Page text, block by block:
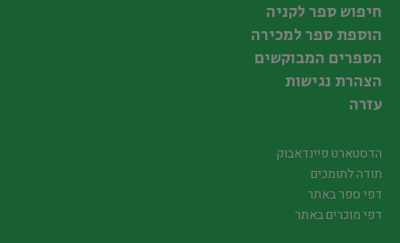
חיפוש ספר לקניה
הוספת ספר למכירה
הספרים המבוקשים
הצהרת נגישות
עזרה
הדסטארט פיינדאבוק
תודה לתומכים
דפי ספר באתר
דפי מוכרים באתר